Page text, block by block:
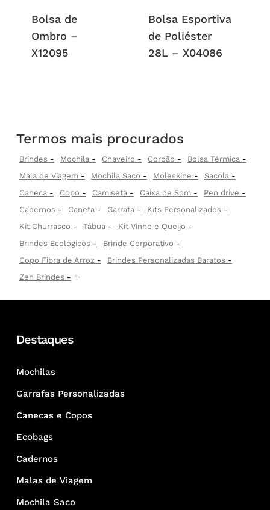
Bolsa de
Ombro –
X12095
Bolsa Esportiva
de Poliéster
28L – X04086
Termos mais procurados
Brindes Mochila Chaveiro Cordão
Bolsa Térmica
Mala de Viagem
Mochila Saco Moleskine
Sacola
Caneca
Copo Camiseta Caixa de Som
Pen drive
Cadernos
Caneta Garrafa
Kits Personalizados
Kit Churrasco
Tábua
Kit Vinho e Queijo
Brindes Ecológicos
Brinde Corporativo
Copo Fibra de Arroz
Brindes Personalizadas Baratos
Zen Brindes
✨
Destaques
Mochilas
Garrafas Personalizadas
Canecas e Copos
Ecobags
Cadernos
Malas de Viagem
Mochila Saco